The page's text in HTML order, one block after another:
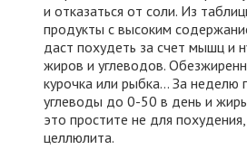
и отказаться от соли. Из
продукты с высоким
даст похудеть за счет мышц и
жиров и углеводов.
курочка или рыбка… За неделю
углеводы до 0-50 в день и
это простите не для
целлюлита.